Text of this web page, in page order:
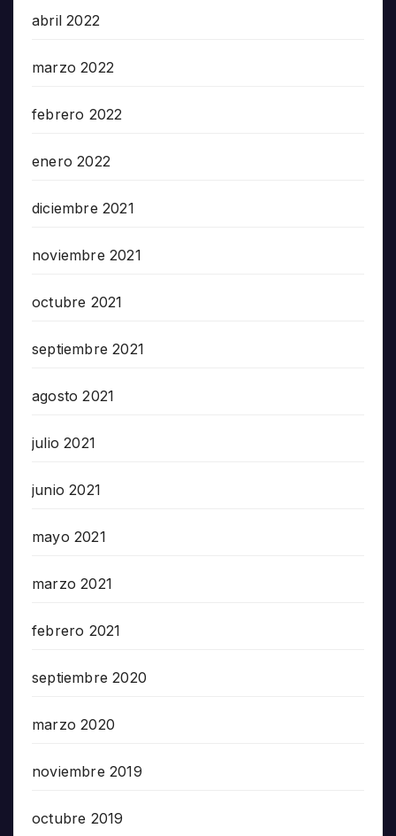
abril 2022
marzo 2022
febrero 2022
enero 2022
diciembre 2021
noviembre 2021
octubre 2021
septiembre 2021
agosto 2021
julio 2021
junio 2021
mayo 2021
marzo 2021
febrero 2021
septiembre 2020
marzo 2020
noviembre 2019
octubre 2019